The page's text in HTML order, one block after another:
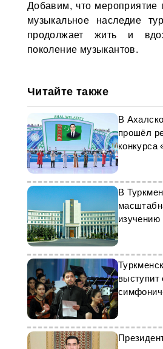
Добавим, что мероприятие
музыкальное наследие
продолжает жить и
поколение музыкантов.
Читайте также
В
прошёл
конкурса
В
изучению
культуры
СНГ в